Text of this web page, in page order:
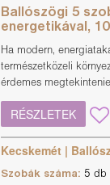
Ballószögi 5
energetikával,
Ha modern,
természetközeli
érdemes
RÉSZLETEK
Kecskemét |
Szobák száma:5 db